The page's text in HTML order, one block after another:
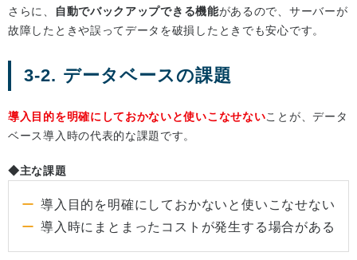
さらに、 自動でバックアップできる機能があるので、サーバーが
故障したときや誤ってデータを破損したときでも安心です。
3-2. データベースの課題
導入目的を明確にしておかないと使いこなせないことが、データ
ベース導入時の代表的な課題です。
◆主な課題
導入目的を明確にしておかないと使いこなせない
導入時にまとまったコストが発生する場合がある